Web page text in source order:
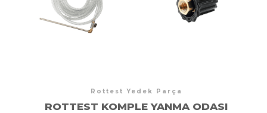
Rottest Yedek Parça
ROTTEST KOMPLE YANMA ODASI